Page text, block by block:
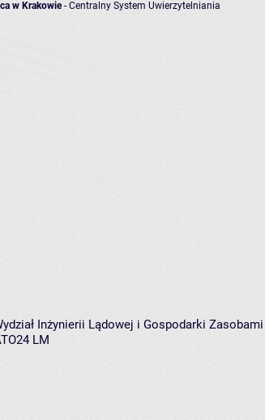
w Krakowie- Centralny System Uwierzytelniania
Inżynierii Lądowej i Gospodarki Zasobami
LM